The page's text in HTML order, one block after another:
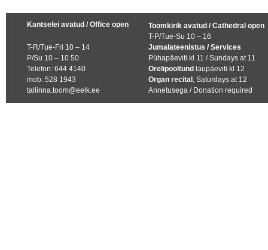
Kantselei avatud / Office open
T-R/Tue-Fri 10 – 14
P/Su 10 – 10.50
Telefon: 644 4140
mob: 528 1943
tallinna.toom@eelk.ee
Toomkirik avatud / Cathedral open
T-P/Tue-Su 10 – 16
Jumalateenistus / Services
Pühapäeviti kl 11 / Sundays at 11
Orelipooltund laupäeviti kl 12
Organ recital , Saturdays at 12
Annetusega / Donation required